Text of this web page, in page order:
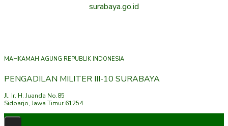
surabaya.go.id
MAHKAMAH AGUNG REPUBLIK INDONESIA
PENGADILAN MILITER III-10 SURABAYA
Jl. Ir. H. Juanda No.85
Sidoarjo, Jawa Timur 61254